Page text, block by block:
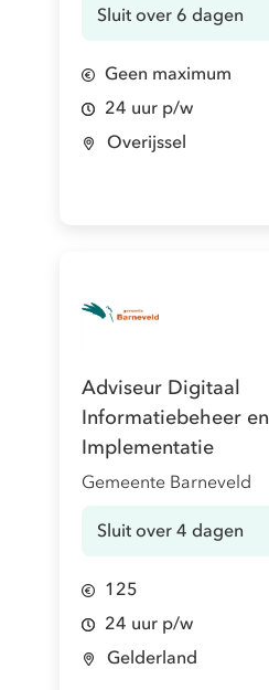
Sluit over 6 dagen
Geen maximum
24 uur p/w
Overijssel
Adviseur Digitaal
Informatiebeheer en
Implementatie
Gemeente Barneveld
Sluit over 4 dagen
125
24 uur p/w
Gelderland